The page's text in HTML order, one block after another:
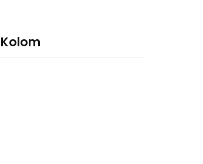
Kolom